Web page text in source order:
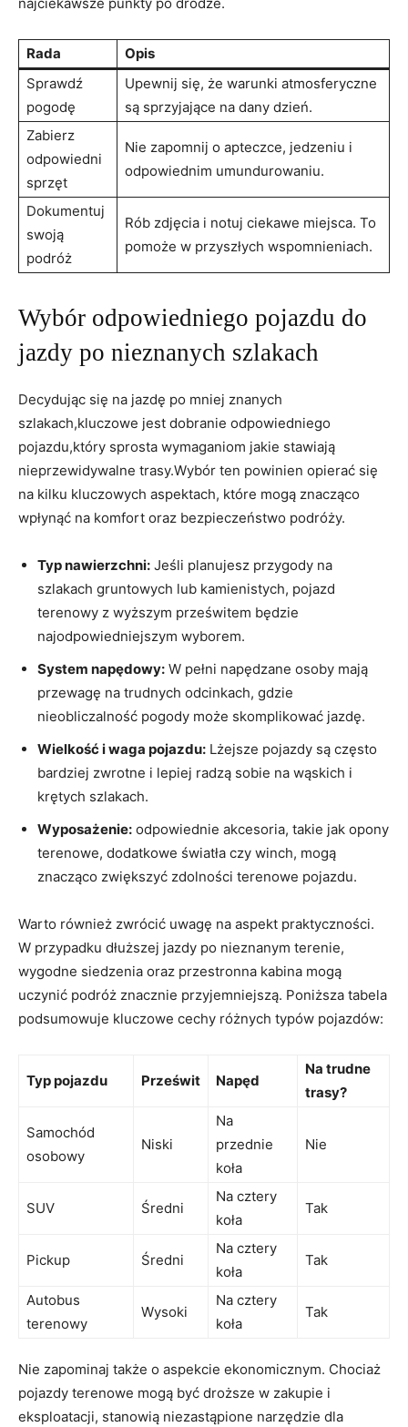
Rada
Opis
Sprawdź
pogodę
Upewnij się, że warunki atmosferyczne
są sprzyjające na dany dzień.
Zabierz
odpowiedni
sprzęt
Nie zapomnij o apteczce, jedzeniu i
odpowiednim umundurowaniu.
Dokumentuj
swoją
podróż
Rób zdjęcia i notuj ciekawe miejsca. To
pomoże w przyszłych wspomnieniach.
Wybór odpowiedniego pojazdu do
jazdy po nieznanych szlakach
Decydując się na jazdę po mniej znanych
szlakach,kluczowe jest dobranie odpowiedniego
pojazdu,który sprosta wymaganiom jakie stawiają
nieprzewidywalne trasy.Wybór ten powinien opierać się
na kilku kluczowych aspektach, które mogą znacząco
wpłynąć na komfort oraz bezpieczeństwo podróży.
Typ nawierzchni: Jeśli planujesz przygody na
szlakach gruntowych lub kamienistych, pojazd
terenowy z wyższym prześwitem będzie
najodpowiedniejszym wyborem.
System napędowy: W pełni napędzane osoby mają
przewagę na trudnych odcinkach, gdzie
nieobliczalność pogody może skomplikować jazdę.
Wielkość i waga pojazdu: Lżejsze pojazdy są często
bardziej zwrotne i lepiej radzą sobie na wąskich i
krętych szlakach.
Wyposażenie: odpowiednie akcesoria, takie jak opony
terenowe, dodatkowe światła czy winch, mogą
znacząco zwiększyć zdolności terenowe pojazdu.
Warto również zwrócić uwagę na aspekt praktyczności.
W przypadku dłuższej jazdy po nieznanym terenie,
wygodne siedzenia oraz przestronna kabina mogą
uczynić podróż znacznie przyjemniejszą. Poniższa tabela
podsumowuje kluczowe cechy różnych typów pojazdów:
Typ pojazdu Prześwit Napęd
Na trudne
trasy?
Samochód
osobowy
Niski
Na
przednie
koła
Nie
SUV Średni
Na cztery
koła
Tak
Pickup Średni
Na cztery
koła
Tak
Autobus
terenowy
Wysoki
Na cztery
koła
Tak
Nie zapominaj także o aspekcie ekonomicznym. Chociaż
pojazdy terenowe mogą być droższe w zakupie i
eksploatacji, stanowią niezastąpione narzędzie dla